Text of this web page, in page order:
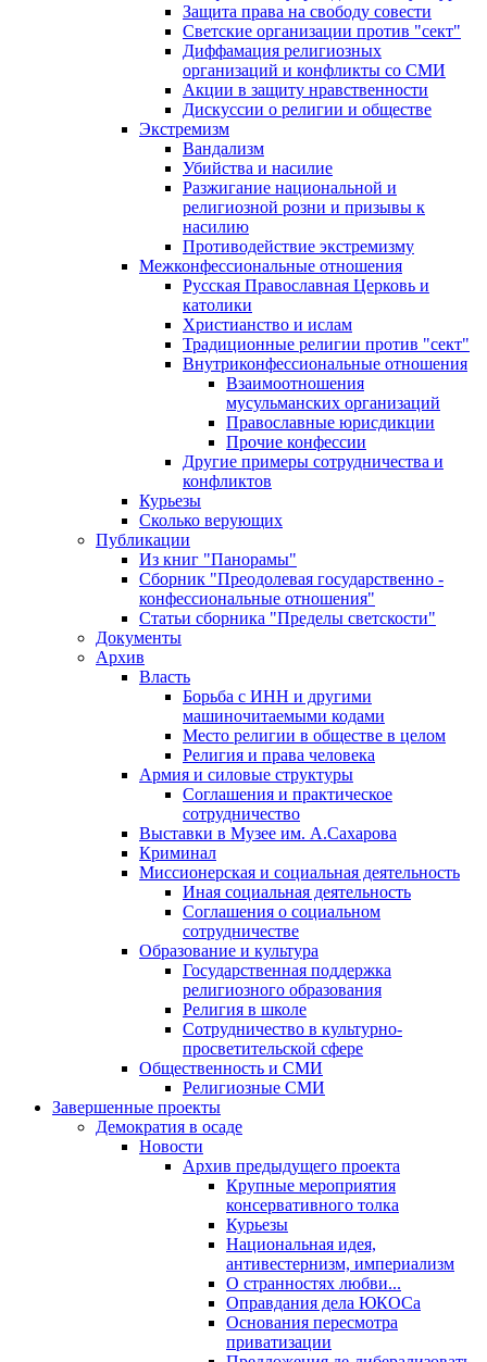
Защита права на свободу совести
Светские организации против "сект"
Диффамация религиозных
организаций и конфликты со СМИ
Акции в защиту нравственности
Дискуссии о религии и обществе
Экстремизм
Вандализм
Убийства и насилие
Разжигание национальной и
религиозной розни и призывы к
насилию
Противодействие экстремизму
Межконфессиональные отношения
Русская Православная Церковь и
католики
Христианство и ислам
Традиционные религии против "сект"
Внутриконфессиональные отношения
Взаимоотношения
мусульманских организаций
Православные юрисдикции
Прочие конфессии
Другие примеры сотрудничества и
конфликтов
Курьезы
Сколько верующих
Публикации
Из книг "Панорамы"
Сборник "Преодолевая государственно -
конфессиональные отношения"
Статьи сборника "Пределы светскости"
Документы
Архив
Власть
Борьба с ИНН и другими
машиночитаемыми кодами
Место религии в обществе в целом
Религия и права человека
Армия и силовые структуры
Соглашения и практическое
сотрудничество
Выставки в Музее им. А.Сахарова
Криминал
Миссионерская и социальная деятельность
Иная социальная деятельность
Соглашения о социальном
сотрудничестве
Образование и культура
Государственная поддержка
религиозного образования
Религия в школе
Сотрудничество в культурно-
просветительской сфере
Общественность и СМИ
Религиозные СМИ
Завершенные проекты
Демократия в осаде
Новости
Архив предыдущего проекта
Крупные мероприятия
консервативного толка
Курьезы
Национальная идея,
антивестернизм, империализм
О странностях любви...
Оправдания дела ЮКОСа
Основания пересмотра
приватизации